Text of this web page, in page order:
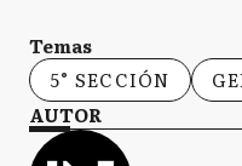
Temas
5° SECCIÓN
AUTOR